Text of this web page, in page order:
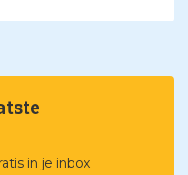
in je inbox